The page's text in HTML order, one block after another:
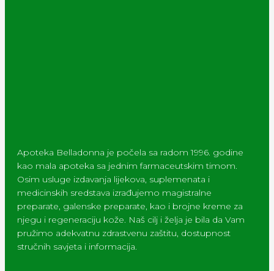
Apoteka Belladonna je počela sa radom 1996. godine
kao mala apoteka sa jednim farmaceutskim timom.
Osim usluge izdavanja lijekova, suplemenata i
medicinskih sredstava izrađujemo magistralne
preparate, galenske preparate, kao i brojne kreme za
njegu i regeneraciju kože. Naš cilj i želja je bila da Vam
pružimo adekvatnu zdrastvenu zaštitu, dostupnost
stručnih savjeta i informacija.